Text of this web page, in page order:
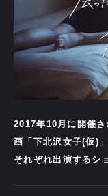
2017年10月に開催
画「下北沢女子(仮)
それぞれ出演するシ